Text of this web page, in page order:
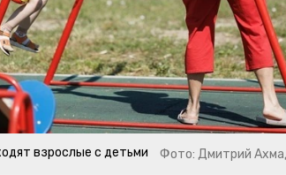
взрослые с детьми Фото: Дмитрий